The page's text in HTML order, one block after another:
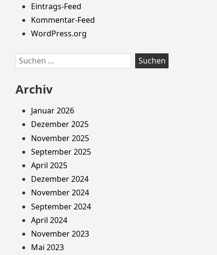
Eintrags-Feed
Kommentar-Feed
WordPress.org
Suchen
nach:
Archiv
Januar 2026
Dezember 2025
November 2025
September 2025
April 2025
Dezember 2024
November 2024
September 2024
April 2024
November 2023
Mai 2023